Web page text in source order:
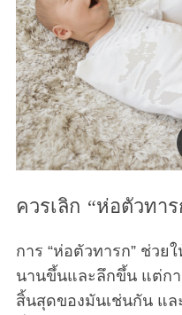
ควรเลิก “ห่อตัวทา
การ “ห่อตัวทารก” ช่วย
นานขึ้นและลึกขึ้น แต่ก
สิ้นสุดของมันเช่นกัน แล